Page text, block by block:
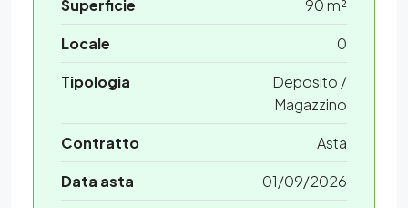
Superficie
90 m²
Locale
0
Tipologia
Deposito /
Magazzino
Contratto
Asta
Data asta
01/09/2026